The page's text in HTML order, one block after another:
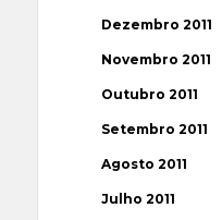
Dezembro 2011
Novembro 2011
Outubro 2011
Setembro 2011
Agosto 2011
Julho 2011